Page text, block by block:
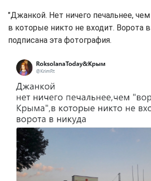
"Джанкой. Нет ничего печальнее,
в которые никто не входит. Ворота в
подписана эта фотография.